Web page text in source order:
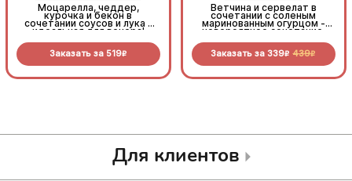
Моцарелла, чеддер,
курочка и бекон в
сочетании соусов и лука -
идеальная для вечера!
Заказать за 519R
Ветчина и сервелат в
сочетании с соленым
маринованным огурцом -
невероятное сочетание,
попробовать!
Заказать за 339R 439R
Для клиентов